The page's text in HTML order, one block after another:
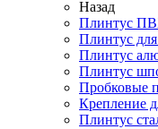
Назад
Плинтус
Плинтус
Плинтус
Плинтус
Пробковые
Крепление
Плинтус